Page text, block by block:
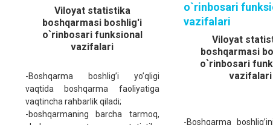
Viloyat statistika
boshqarmasi boshlig'i
o`rinbosari funksional
vazifalari
-Boshqarma boshlig’i yo’qligi
vaqtida boshqarma faoliyatiga
vaqtincha rahbarlik qiladi;
-boshqarmaning barcha tarmoq,
o`rinbosari
vazifalari
Viloyat
boshqarmasi
o`rinbosari
vazifalari
-Boshqarma